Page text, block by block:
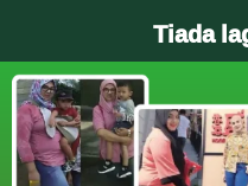
Tiada lagi ㄨ